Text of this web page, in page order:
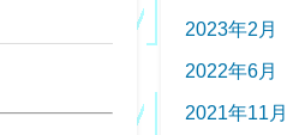
2023年2月
2022年6月
2021年11月